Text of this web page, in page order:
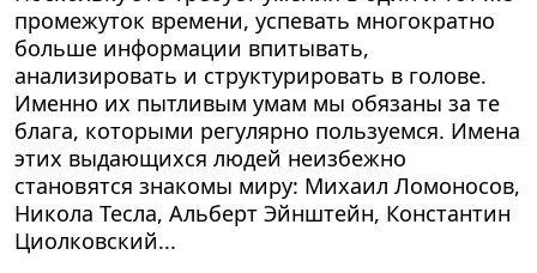
промежуток времени, успевать многократно
больше информации впитывать,
анализировать и структурировать в голове.
Именно их пытливым умам мы обязаны за те
блага, которыми регулярно пользуемся. Имена
этих выдающихся людей неизбежно
становятся знакомы миру: Михаил Ломоносов,
Никола Тесла, Альберт Эйнштейн, Константин
Циолковский...